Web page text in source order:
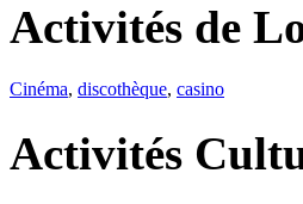
Activités de
Cinéma, discothèque, casino
Activités